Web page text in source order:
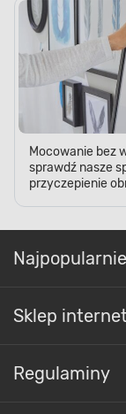
Mocowanie bez
sprawdź nasze
przyczepienie
Sklep
Regulaminy